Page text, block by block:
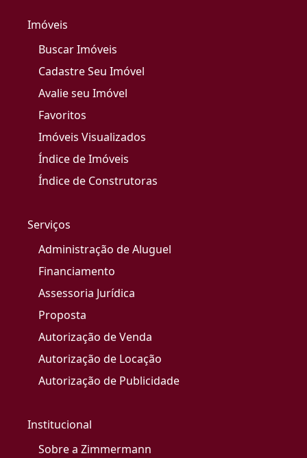
Imóveis
Buscar Imóveis
Cadastre Seu Imóvel
Avalie seu Imóvel
Favoritos
Imóveis Visualizados
Índice de Imóveis
Índice de Construtoras
Serviços
Administração de Aluguel
Financiamento
Assessoria Jurídica
Proposta
Autorização de Venda
Autorização de Locação
Autorização de Publicidade
Institucional
Sobre a Zimmermann